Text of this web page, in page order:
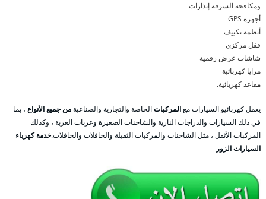
ومكافحة السرقة إنذارات
أجهزة GPS
أنظمة تكييف
قفل مركزي
شاشات عرض رقمية
مرايا كهربائية
مقاعد كهربائية.
يعمل كهربائيو السيارات معالمركباتالخاصة والتجارية والصناعيةمن جميع الأنواع ، بما
في ذلك السيارات والدراجات النارية والشاحنات الصغيرة وعربات العربة ، وكذلك
المركبات الأثقل ، مثل الشاحنات والمركبات الثقيلة والحافلات والحافلات.خدمة كهرباء
السيارات الزور